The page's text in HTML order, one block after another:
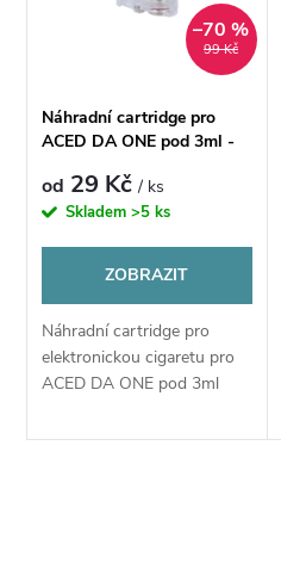
í
p
r
d
u
k
s
p
r
o
d
u
99 Kč
–70 %
Náhradní cartridge pro
ACED DA ONE pod 3ml -
od 29 Kč/ ks
Skladem>5 ks
ZOBRAZIT
Náhradní cartridge pro
elektronickou cigaretu pro
ACED DA ONE pod 3ml